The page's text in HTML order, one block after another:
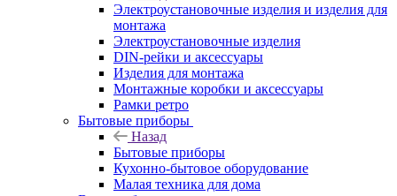
Электроустановочные изделия и изделия для
монтажа
Электроустановочные изделия
DIN-рейки и аксессуары
Изделия для монтажа
Монтажные коробки и аксессуары
Рамки ретро
Бытовые приборы
Назад
Бытовые приборы
Кухонно-бытовое оборудование
Малая техника для дома